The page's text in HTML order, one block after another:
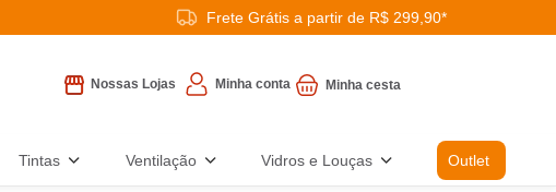
Frete Grátis a partir de R$ 299,90*
Nossas Lojas Minha conta
Tintas Ventilação Vidros e Louças Outlet